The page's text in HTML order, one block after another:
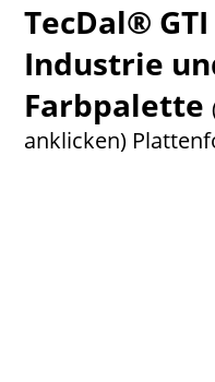
TecDal®
Industrie
Farbpalette
anklicken)